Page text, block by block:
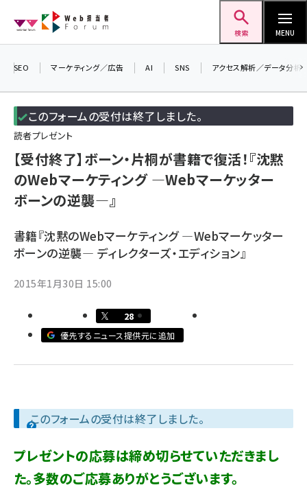
ン
検索 MENU
seo (3526)
ai (2807)
youtube (2434)
note (2312)
セミナー (2307)
z世代 (1622)
meo (1275)
llmo (1163)
SEO マーケティング／広告 AI SNS アクセス解析／データ分析
このフォームの受付は終了しました。
読者プレゼント
【受付終了】ボーン・片桐が書籍で復活！『沈黙
のWebマーケティング ―Webマーケッター
ボーンの逆襲―』
書籍『沈黙のWebマーケティング ―Webマーケッター
ボーンの逆襲― ディレクターズ・エディション』
2015年1月30日 15:00
28
優先するニュース提供元に追加
このフォームの受付は終了しました。
プレゼントの応募は締め切らせていただきまし
た。多数のご応募ありがとうございます。
生成
▼申